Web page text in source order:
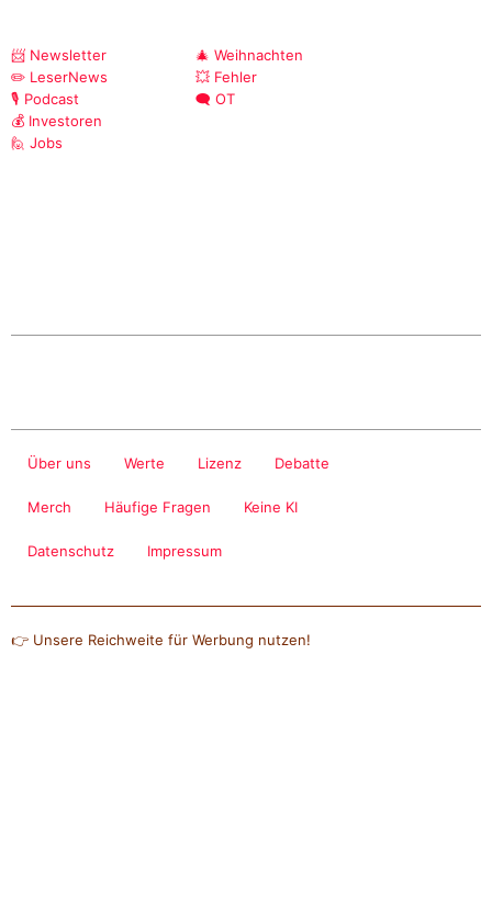
📨 Newsletter
✏️ LeserNews
🎙️ Podcast
💰 Investoren
🙋 Jobs
🎄 Weihnachten
💥 Fehler
🗨️ OT
Über uns Werte Lizenz Debatte
Merch Häufige Fragen Keine KI
Datenschutz Impressum
👉 Unsere Reichweite für Werbung nutzen!